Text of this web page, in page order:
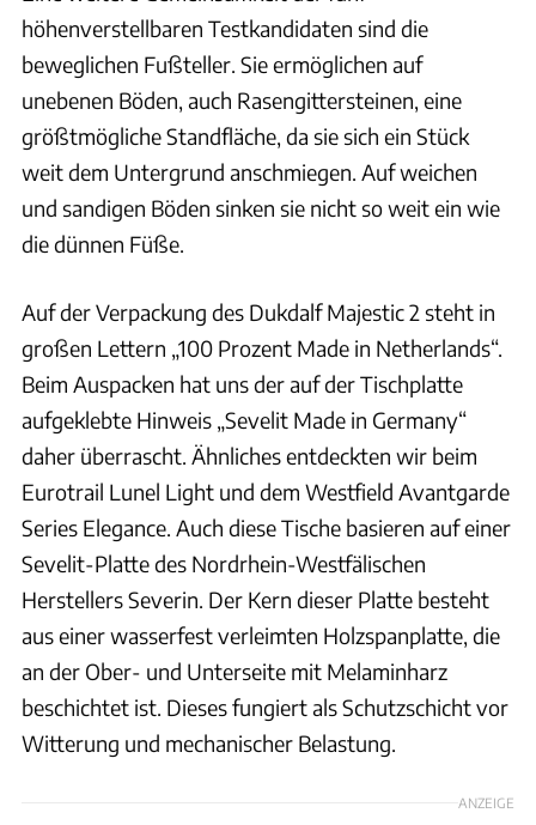
höhenverstellbaren Testkandidaten sind die
beweglichen Fußteller. Sie ermöglichen auf
unebenen Böden, auch Rasengittersteinen, eine
größtmögliche Standfläche, da sie sich ein Stück
weit dem Untergrund anschmiegen. Auf weichen
und sandigen Böden sinken sie nicht so weit ein wie
die dünnen Füße.
Auf der Verpackung des Dukdalf Majestic 2 steht in
großen Lettern „100 Prozent Made in Netherlands“.
Beim Auspacken hat uns der auf der Tischplatte
aufgeklebte Hinweis „Sevelit Made in Germany“
daher überrascht. Ähnliches entdeckten wir beim
Eurotrail Lunel Light und dem Westfield Avantgarde
Series Elegance. Auch diese Tische basieren auf einer
Sevelit-Platte des Nordrhein-Westfälischen
Herstellers Severin. Der Kern dieser Platte besteht
aus einer wasserfest verleimten Holzspanplatte, die
an der Ober- und Unterseite mit Melaminharz
beschichtet ist. Dieses fungiert als Schutzschicht vor
Witterung und mechanischer Belastung.
ANZEIGE